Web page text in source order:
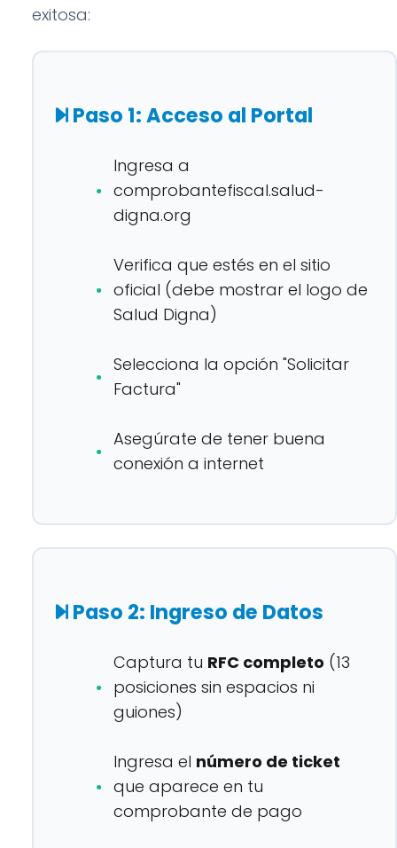
exitosa:
Paso 1: Acceso al Portal
Ingresa a
comprobantefiscal.salud-
digna.org
Verifica que estés en el sitio
oficial (debe mostrar el logo de
Salud Digna)
Selecciona la opción "Solicitar
Factura"
Asegúrate de tener buena
conexión a internet
Paso 2: Ingreso de Datos
Captura tu RFC completo (13
posiciones sin espacios ni
guiones)
Ingresa el número de ticket
que aparece en tu
comprobante de pago